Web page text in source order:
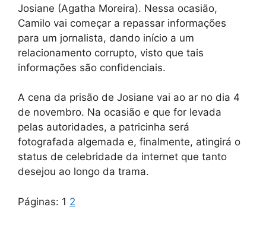
Josiane (Agatha Moreira). Nessa ocasião,
Camilo vai começar a repassar informações
para um jornalista, dando início a um
relacionamento corrupto, visto que tais
informações são confidenciais.
A cena da prisão de Josiane vai ao ar no dia 4
de novembro. Na ocasião e que for levada
pelas autoridades, a patricinha será
fotografada algemada e, finalmente, atingirá o
status de celebridade da internet que tanto
desejou ao longo da trama.
Páginas: 1 2